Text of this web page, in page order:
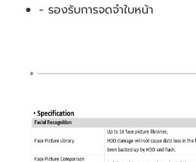
- รองรับการจดจำใบหน้า